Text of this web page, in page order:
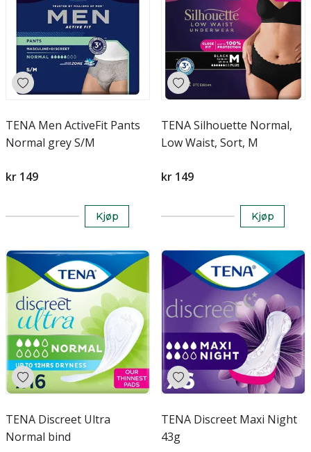
TENA Men ActiveFit Pants
Normal grey S/M
kr 149
Kjøp
TENA Silhouette Normal,
Low Waist, Sort, M
kr 149
Kjøp
TENA Discreet Ultra
Normal bind
TENA Discreet Maxi Night
43g